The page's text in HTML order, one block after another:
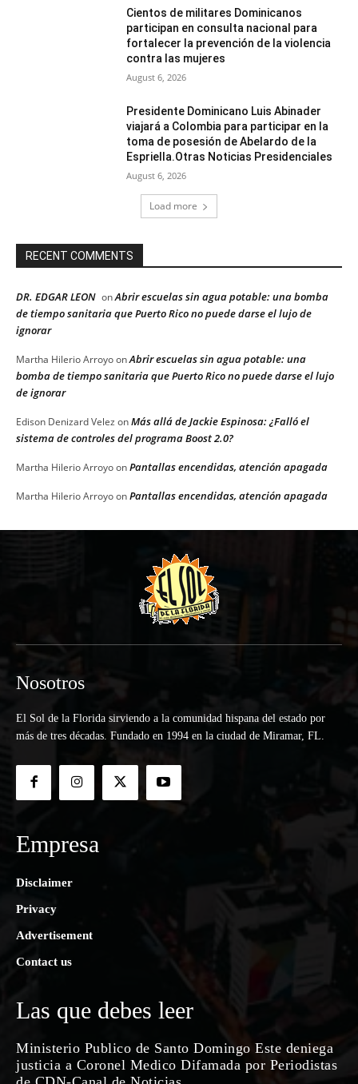
Cientos de militares Dominicanos
participan en consulta nacional para
fortalecer la prevención de la violencia
contra las mujeres
August 6, 2026
Presidente Dominicano Luis Abinader
viajará a Colombia para participar en la
toma de posesión de Abelardo de la
Espriella.Otras Noticias Presidenciales
August 6, 2026
Load more
RECENT COMMENTS
DR. EDGAR LEON onAbrir escuelas sin agua potable: una bomba
de tiempo sanitaria que Puerto Rico no puede darse el lujo de
ignorar
Martha Hilerio ArroyoonAbrir escuelas sin agua potable: una
bomba de tiempo sanitaria que Puerto Rico no puede darse el lujo
de ignorar
Edison Denizard Velez onMás allá de Jackie Espinosa: ¿Falló el
sistema de controles del programa Boost 2.0?
Martha Hilerio ArroyoonPantallas encendidas, atención apagada
Martha Hilerio ArroyoonPantallas encendidas, atención apagada
Nosotros
El Sol de la Florida sirviendo a la comunidad hispana del estado por
más de tres décadas. Fundado en 1994 en la ciudad de Miramar, FL.
Empresa
Disclaimer
Privacy
Advertisement
Contact us
Las que debes leer
Ministerio Publico de Santo Domingo Este deniega
justicia a Coronel Medico Difamada por Periodistas